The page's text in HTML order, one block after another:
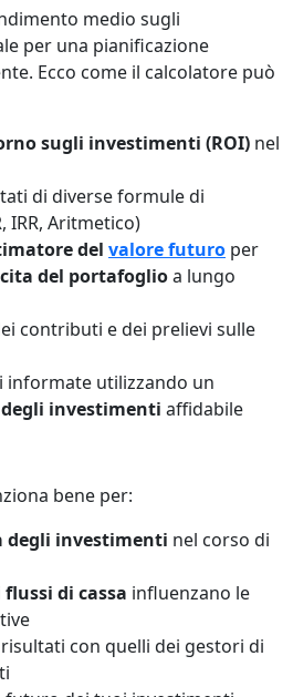
medio sugli
per una pianificazione
Ecco come il calcolatore può
sugli investimenti (ROI) nel
di diverse formule di
IRR, Aritmetico)
del valore futuro per
del portafoglioa lungo
contributi e dei prelievi sulle
informate utilizzando un
investimenti affidabile
bene per:
degli investimenti nel corso di
flussi di cassa influenzano le
con quelli dei gestori di